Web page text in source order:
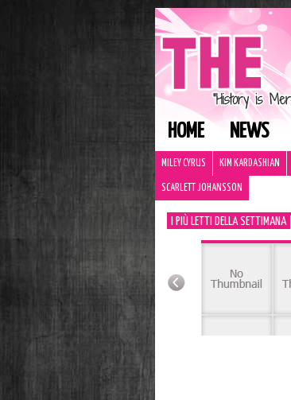
HOME NEWS
MILEY CYRUS KIM KARDASHIAN
SCARLETT JOHANSSON
I PIÙ LETTI DELLA SETTIMANA